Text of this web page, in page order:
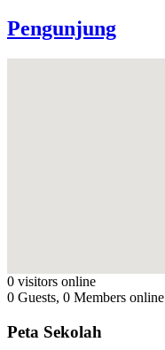
Pengunjung
0 visitors online
0 Guests, 0 Members online
Peta Sekolah